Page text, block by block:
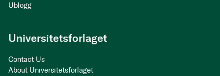
Ublogg
Universitetsforlaget
Contact Us
About Universitetsforlaget